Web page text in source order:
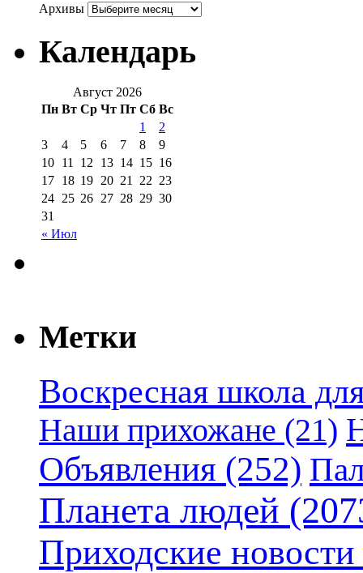
Архивы
Календарь
Август 2026
Пн Вт Ср Чт Пт Сб Вс
« Июл
1
2
3
4 5 6 7 8
9
10 11 12 13 14 15 16
17 18 19 20 21 22 23
24 25 26 27 28 29 30
31
Метки
Воскресная школа
Наши прихожане (21)
Объявления (252)
Планета людей
Приходские новости